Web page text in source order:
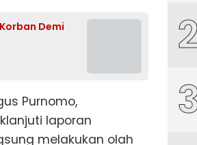
Demi
Purnomo,
laporan
melakukan olah